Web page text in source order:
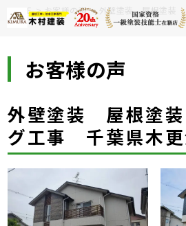
to
HOME>お客様の声>外壁塗装 屋根塗装
お客様の声
外壁塗装 屋根塗
グ工事 千葉県木